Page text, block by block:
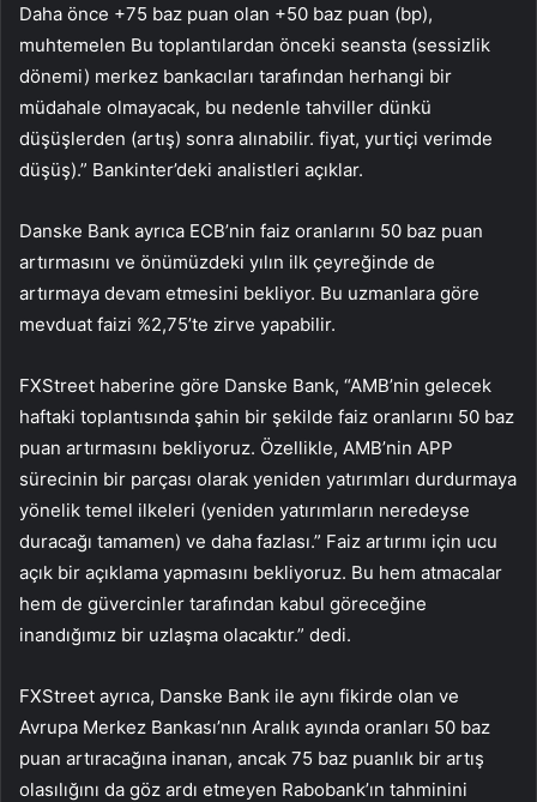
Daha önce +75 baz puan olan +50 baz puan (bp),
muhtemelen Bu toplantılardan önceki seansta (sessizlik
dönemi) merkez bankacıları tarafından herhangi bir
müdahale olmayacak, bu nedenle tahviller dünkü
düşüşlerden (artış) sonra alınabilir. fiyat, yurtiçi verimde
düşüş).” Bankinter’deki analistleri açıklar.
Danske Bank ayrıca ECB’nin faiz oranlarını 50 baz puan
artırmasını ve önümüzdeki yılın ilk çeyreğinde de
artırmaya devam etmesini bekliyor. Bu uzmanlara göre
mevduat faizi %2,75’te zirve yapabilir.
FXStreet haberine göre Danske Bank, “AMB’nin gelecek
haftaki toplantısında şahin bir şekilde faiz oranlarını 50 baz
puan artırmasını bekliyoruz. Özellikle, AMB’nin APP
sürecinin bir parçası olarak yeniden yatırımları durdurmaya
yönelik temel ilkeleri (yeniden yatırımların neredeyse
duracağı tamamen) ve daha fazlası.” Faiz artırımı için ucu
açık bir açıklama yapmasını bekliyoruz. Bu hem atmacalar
hem de güvercinler tarafından kabul göreceğine
inandığımız bir uzlaşma olacaktır.” dedi.
FXStreet ayrıca, Danske Bank ile aynı fikirde olan ve
Avrupa Merkez Bankası’nın Aralık ayında oranları 50 baz
puan artıracağına inanan, ancak 75 baz puanlık bir artış
olasılığını da göz ardı etmeyen Rabobank’ın tahminini